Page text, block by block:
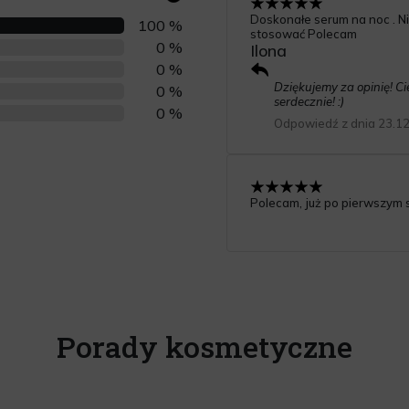
0 %
0 %
0 %
0 %
100 %
Doskonałe serum na noc .
stosować Polecam
Ilona
Dziękujemy za opinię!
serdecznie! :)
Odpowiedź z dnia
Polecam, już po pierwszym
Porady kosmetyczne